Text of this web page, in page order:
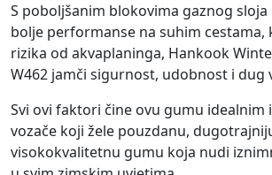
S poboljšanim blokovima gaznog
bolje performanse na suhim cestama,
rizika od akvaplaninga, Hankook
W462 jamči sigurnost, udobnost i dug
Svi ovi faktori čine ovu gumu idealnim
vozače koji žele pouzdanu,
visokokvalitetnu gumu koja nudi